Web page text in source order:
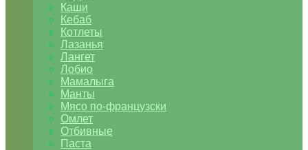
Каши
Кебаб
Котлеты
Лазанья
Лангет
Лобио
Мамалыга
Манты
Мясо по-французски
Омлет
Отбивные
Паста